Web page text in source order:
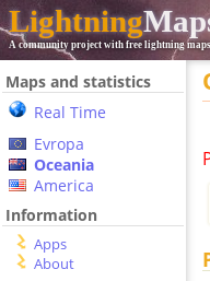
Lightning
A community project with free lightning
Maps and statistics
Real Time
Evropa
Oceania
America
Information
Apps
About